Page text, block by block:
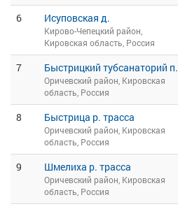
6 Исуповская д.
Кирово-Чепецкий район,
Кировская область, Россия
7 Быстрицкий тубсанаторий п.
Оричевский район, Кировская
область, Россия
8 Быстрица р. трасса
Оричевский район, Кировская
область, Россия
9 Шмелиха р. трасса
Оричевский район, Кировская
область, Россия